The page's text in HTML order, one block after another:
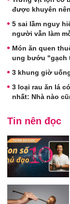
được khuyên
5 sai lầm nguy
người vẫn làm
Món ăn quen
ung bướu "gạch
3 khung giờ
3 loại rau ăn lá
nhất: Nhà nào
Tin nên đọc